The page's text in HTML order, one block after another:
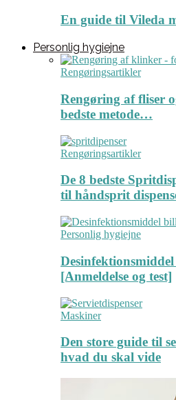
En guide til Vileda
Personlig hygiejne
Rengøringsartikler
Rengøring af fliser
bedste metode…
Rengøringsartikler
De 8 bedste
til håndsprit
Personlig hygiejne
[Anmeldelse og test]
Maskiner
Den store guide til
hvad du skal vide